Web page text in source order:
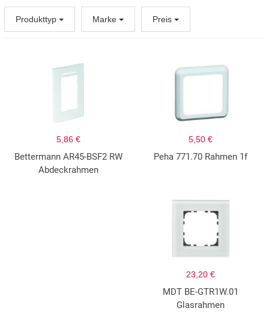
Produkttyp Marke Preis
5,86 €
Bettermann AR45-BSF2 RW
Abdeckrahmen
5,50 €
Peha 771.70 Rahmen 1f
23,20 €
MDT BE-GTR1W.01
Glasrahmen